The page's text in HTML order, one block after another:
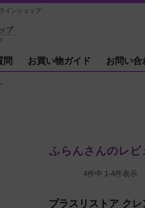
インショップ
問 お買い物ガイド お問い合
ふらんさんのレビ
4件中 1-4件表示
プラスリストア ク